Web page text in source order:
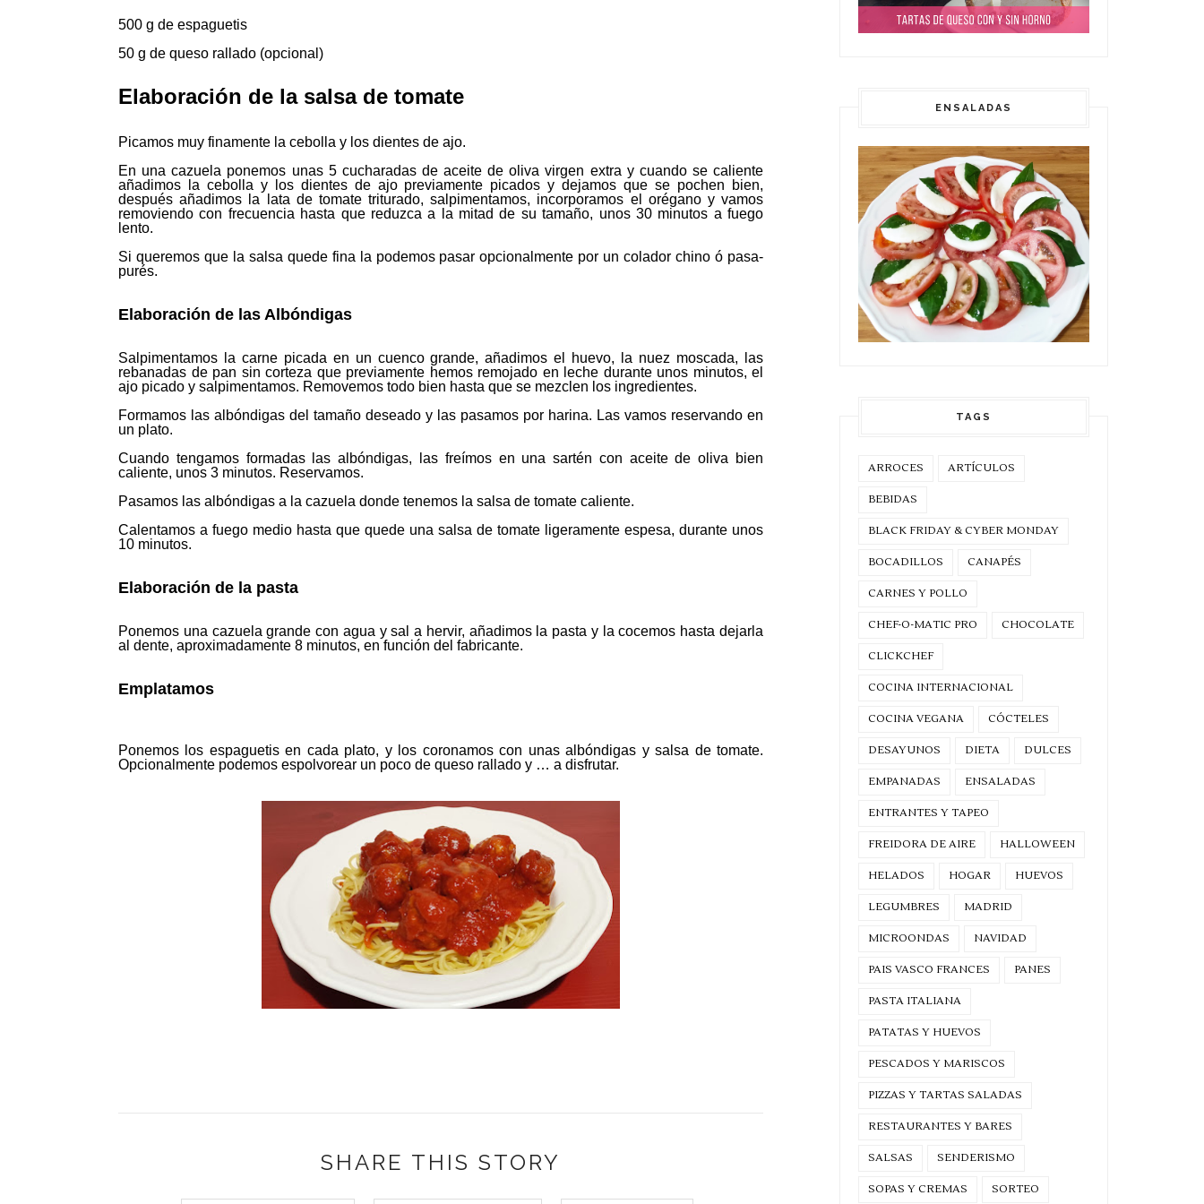
500 g de espaguetis
50 g de queso rallado (opcional)
Elaboración de la salsa de tomate
Picamos muy finamente la cebolla y los dientes de ajo.
En una cazuela ponemos unas 5 cucharadas de aceite de oliva virgen extra y cuando se caliente
añadimos la cebolla y los dientes de ajo previamente picados y dejamos que se pochen bien,
después añadimos la lata de tomate triturado, salpimentamos, incorporamos el orégano y vamos
removiendo con frecuencia hasta que reduzca a la mitad de su tamaño, unos 30 minutos a fuego
lento.
Si queremos que la salsa quede fina la podemos pasar opcionalmente por un colador chino ó pasa-
purés.
Elaboración de las Albóndigas
Salpimentamos la carne picada en un cuenco grande, añadimos el huevo, la nuez moscada, las
rebanadas de pan sin corteza que previamente hemos remojado en leche durante unos minutos, el
ajo picado y salpimentamos. Removemos todo bien hasta que se mezclen los ingredientes.
Formamos las albóndigas del tamaño deseado y las pasamos por harina. Las vamos reservando en
un plato.
Cuando tengamos formadas las albóndigas, las freímos en una sartén con aceite de oliva bien
caliente, unos 3 minutos. Reservamos.
Pasamos las albóndigas a la cazuela donde tenemos la salsa de tomate caliente.
Calentamos a fuego medio hasta que quede una salsa de tomate ligeramente espesa, durante unos
10 minutos.
Elaboración de la pasta
Ponemos una cazuela grande con agua y sal a hervir, añadimos la pasta y la cocemos hasta dejarla
al dente, aproximadamente 8 minutos, en función del fabricante.
Emplatamos
Ponemos los espaguetis en cada plato, y los coronamos con unas albóndigas y salsa de tomate.
Opcionalmente podemos espolvorear un poco de queso rallado y … a disfrutar.
SHARE THIS STORY
ENSALADAS
TAGS
ARROCES ARTÍCULOS
BEBIDAS
BLACK FRIDAY & CYBER MONDAY
BOCADILLOS CANAPÉS
CARNES Y POLLO
CHEF-O-MATIC PRO CHOCOLATE
CLICKCHEF
COCINA INTERNACIONAL
COCINA VEGANA CÓCTELES
DESAYUNOS DIETA DULCES
EMPANADAS ENSALADAS
ENTRANTES Y TAPEO
FREIDORA DE AIRE HALLOWEEN
HELADOS HOGAR HUEVOS
LEGUMBRES MADRID
MICROONDAS NAVIDAD
PAIS VASCO FRANCES PANES
PASTA ITALIANA
PATATAS Y HUEVOS
PESCADOS Y MARISCOS
PIZZAS Y TARTAS SALADAS
RESTAURANTES Y BARES
SALSAS SENDERISMO
SOPAS Y CREMAS SORTEO